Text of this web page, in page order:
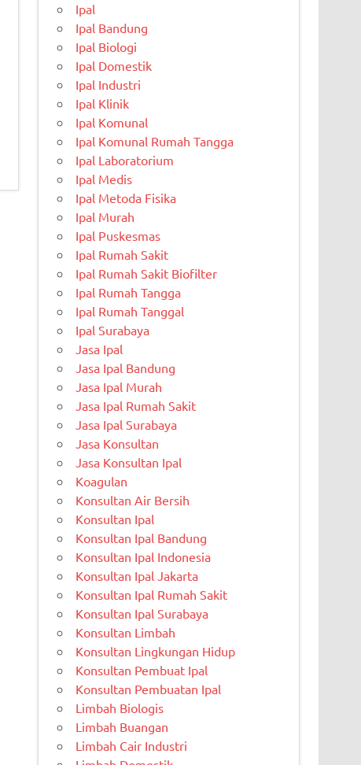
Ipal
Ipal Bandung
Ipal Biologi
Ipal Domestik
Ipal Industri
Ipal Klinik
Ipal Komunal
Ipal Komunal Rumah Tangga
Ipal Laboratorium
Ipal Medis
Ipal Metoda Fisika
Ipal Murah
Ipal Puskesmas
Ipal Rumah Sakit
Ipal Rumah Sakit Biofilter
Ipal Rumah Tangga
Ipal Rumah Tanggal
Ipal Surabaya
Jasa Ipal
Jasa Ipal Bandung
Jasa Ipal Murah
Jasa Ipal Rumah Sakit
Jasa Ipal Surabaya
Jasa Konsultan
Jasa Konsultan Ipal
Koagulan
Konsultan Air Bersih
Konsultan Ipal
Konsultan Ipal Bandung
Konsultan Ipal Indonesia
Konsultan Ipal Jakarta
Konsultan Ipal Rumah Sakit
Konsultan Ipal Surabaya
Konsultan Limbah
Konsultan Lingkungan Hidup
Konsultan Pembuat Ipal
Konsultan Pembuatan Ipal
Limbah Biologis
Limbah Buangan
Limbah Cair Industri